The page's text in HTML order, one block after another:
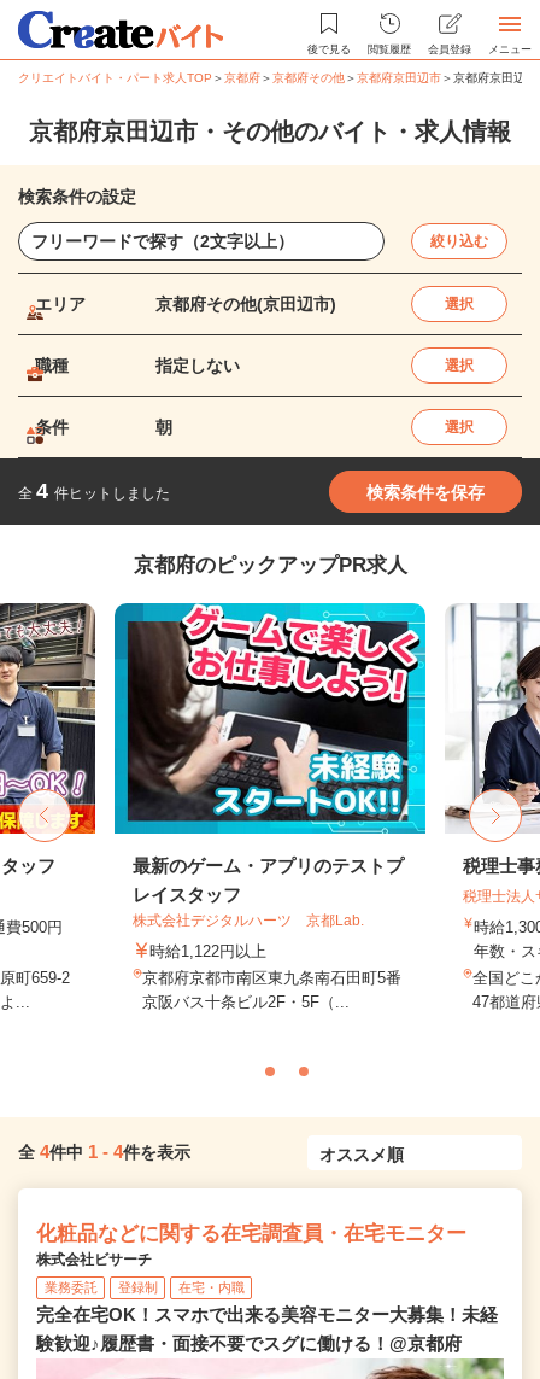
後で見る 閲覧履歴 会員登録 メニュー
クリエイトバイト・パート求人TOP ＞京都府＞京都府その他＞京都府京田辺市＞京都府京田辺
京都府京田辺市・その他のバイト・求人情報
検索条件の設定
絞り込む
エリア 京都府その他(京田辺市) 選択
職種 指定しない 選択
条件 朝 選択
全 4 件ヒットしました 検索条件を保存
京都府のピックアップPR求人
ッフ
500円
町659-2
...
最新のゲーム・アプリのテストプ
レイスタッフ
株式会社デジタルハーツ 京都Lab.
時給1,122円以上
京都府京都市南区東九条南石田町5番
京阪バス十条ビル2F・5F（...
税理士事
税理士法人
時給
年数・
全国どこ
47都道
全 4件中 1 - 4件を表示
化粧品などに関する在宅調査員・在宅モニター
株式会社ビサーチ
業務委託 登録制 在宅・内職
完全在宅OK！スマホで出来る美容モニター大募集！未経
験歓迎♪履歴書・面接不要でスグに働ける！@京都府